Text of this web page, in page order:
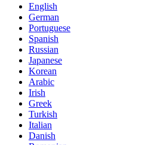
English
German
Portuguese
Spanish
Russian
Japanese
Korean
Arabic
Irish
Greek
Turkish
Italian
Danish